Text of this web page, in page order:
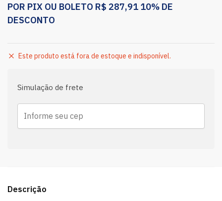
POR PIX OU BOLETO R$ 287,91 10% DE
DESCONTO
Este produto está fora de estoque e indisponível.
Simulação de frete
Descrição